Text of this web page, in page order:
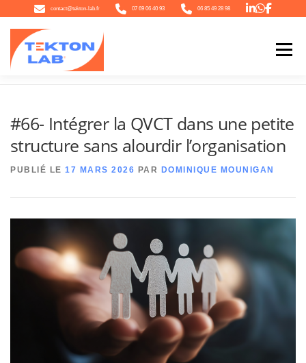
contact@tekton-lab.fr 07 69 06 40 93 06 85 49 28 98
au
contenu
Menu
L’ACTU CONTACT
Accueil #66- Intégrer la QVCT dans une petite structure sans alourdir l’organisation
#66- Intégrer la QVCT dans une petite
structure sans alourdir l’organisation
PUBLIÉ LE 17 MARS 2026 PAR DOMINIQUE MOUNIGAN